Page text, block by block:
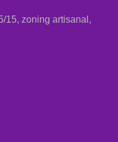
15, zoning artisanal,